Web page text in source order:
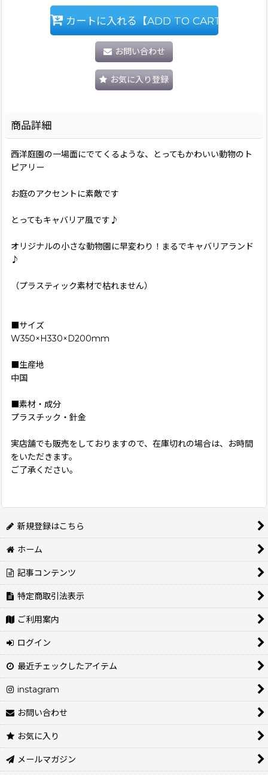
カートに入れる【ADD TO CART】
お問い合わせ
お気に入り登録
商品詳細
西洋庭園の一場面にでてくるような、とってもかわいい動物のト
ピアリー
お庭のアクセントに素敵です
とってもキャバリア風です♪
オリジナルの小さな動物園に早変わり！まるでキャバリアランド
♪
（プラスティック素材で枯れません）
■サイズ
W350×H330×D200mm
■生産地
中国
■素材・成分
プラスチック・針金
実店舗でも販売をしておりますので、在庫切れの場合は、お時間
をいただきます。
ご了承ください。
新規登録はこちら
ホーム
記事コンテンツ
特定商取引法表示
ご利用案内
ログイン
最近チェックしたアイテム
instagram
お問い合わせ
お気に入り
メールマガジン